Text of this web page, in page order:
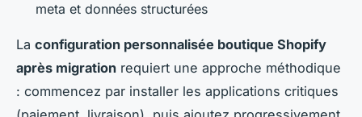
meta et données structurées
La configuration personnalisée boutique Shopify
après migration requiert une approche méthodique
: commencez par installer les applications critiques